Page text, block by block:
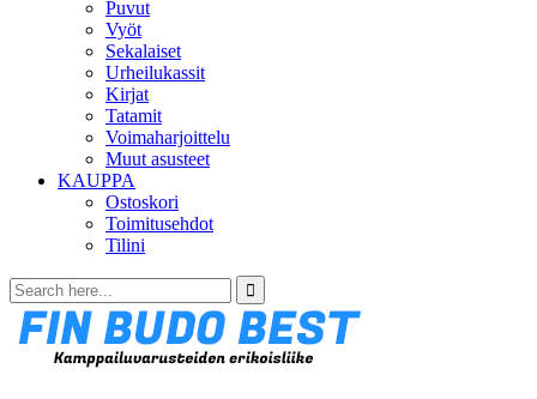
Puvut
Vyöt
Sekalaiset
Urheilukassit
Kirjat
Tatamit
Voimaharjoittelu
Muut asusteet
KAUPPA
Ostoskori
Toimitusehdot
Tilini